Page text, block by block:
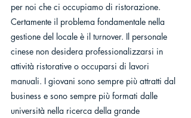
per noi che ci occupiamo di ristorazione.
Certamente il problema fondamentale nella
gestione del locale è il turnover. Il personale
cinese non desidera professionalizzarsi in
attività ristorative o occuparsi di lavori
manuali. I giovani sono sempre più attratti dal
business e sono sempre più formati dalle
università nella ricerca della grande